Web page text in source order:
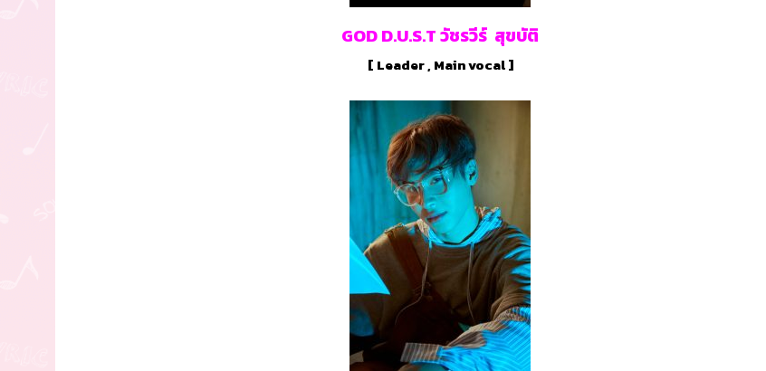
GOD D.U.S.T วัชรวีร์ สุขบัติ
[ Leader , Main vocal ]